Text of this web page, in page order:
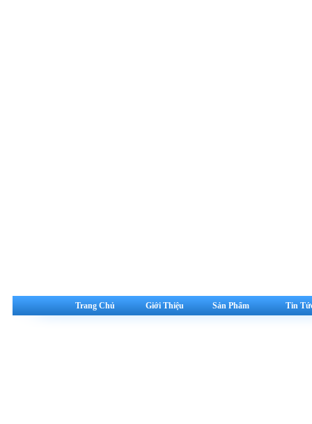
Trang Chủ Giới Thiệu Sản Phẩm Tin